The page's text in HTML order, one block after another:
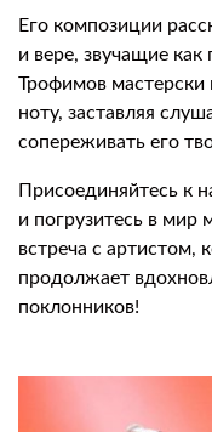
Его композиции
и вере, звучащие
Трофимов
ноту, заставляя
сопереживать его
Присоединяйтесь к
и погрузитесь в мир
встреча с артистом,
продолжает
поклонников!